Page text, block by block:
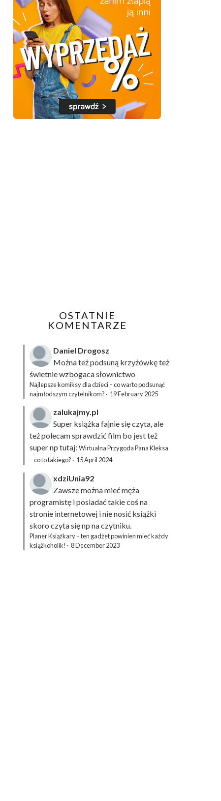
OSTATNIE
KOMENTARZE
Daniel Drogosz
Można też podsuną krzyżówkęteż
świetnie wzbogaca słownictwo
Najlepsze komiksy dla dzieci – co warto podsunąć
najmłodszym czytelnikom? · 19 February 2025
zalukajmy.pl
Super książka fajnie się czyta, ale
też polecam sprawdzić film bo jest też
super np tutaj: Wirtualna Przygoda Pana Kleksa
– co to takiego? · 15 April 2024
xdziUnia92
Zawsze można mieć męża
programistę i posiadać takie coś na
stronie internetowej i nie nosić książki
skoro czyta się np na czytniku.
Planer Książkary – ten gadżet powinien mieć każdy
książkoholik! · 8 December 2023